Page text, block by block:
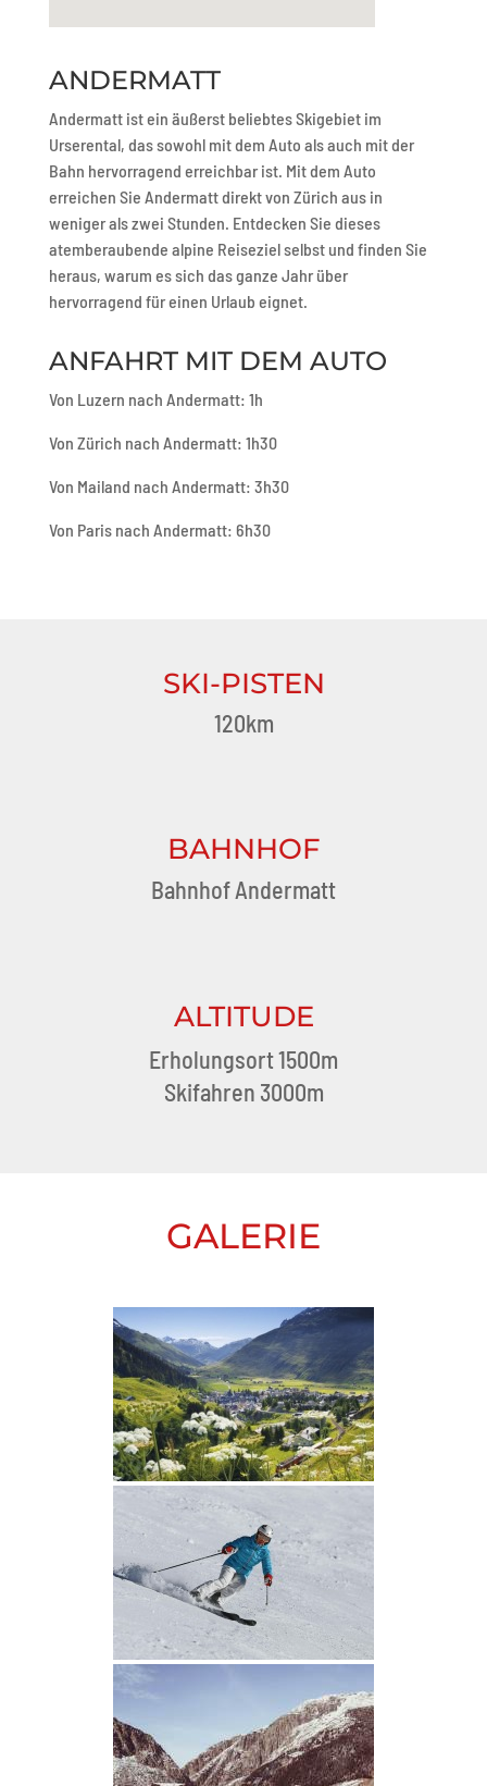
ANDERMATT
Andermatt ist ein äußerst beliebtes Skigebiet im
Urserental, das sowohl mit dem Auto als auch mit der
Bahn hervorragend erreichbar ist. Mit dem Auto
erreichen Sie Andermatt direkt von Zürich aus in
weniger als zwei Stunden. Entdecken Sie dieses
atemberaubende alpine Reiseziel selbst und finden Sie
heraus, warum es sich das ganze Jahr über
hervorragend für einen Urlaub eignet.
ANFAHRT MIT DEM AUTO
Von Luzern nach Andermatt: 1h
Von Zürich nach Andermatt: 1h30
Von Mailand nach Andermatt: 3h30
Von Paris nach Andermatt: 6h30
SKI-PISTEN
120km
BAHNHOF
Bahnhof Andermatt
ALTITUDE
Erholungsort 1500m
Skifahren 3000m
GALERIE